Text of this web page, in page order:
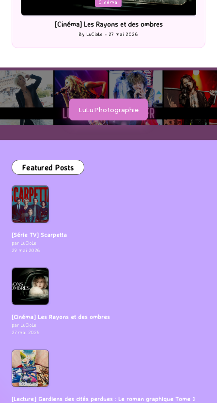
Cinéma
[Cinéma] Les Rayons et des ombres
Posted
by
By LuCioLe 27 mai 2026
LuLu Photographie
Featured Posts
[Série TV] Scarpetta
par LuCioLe
29 mai 2026
[Cinéma] Les Rayons et des ombres
par LuCioLe
27 mai 2026
[Lecture] Gardiens des cités perdues : Le roman graphique Tome 1